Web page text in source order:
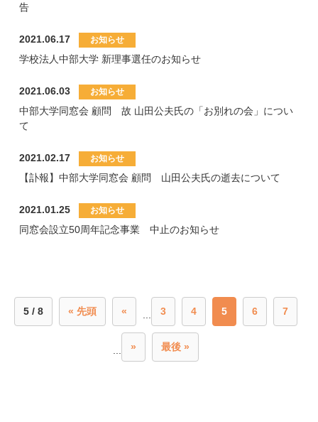
告
2021.06.17
学校法人中部大学 新理事選任のお知らせ
2021.06.03
中部大学同窓会 顧問 故 山田公夫氏の「お別れの会」につい
て
2021.02.17
【訃報】中部大学同窓会 顧問 山田公夫氏の逝去について
2021.01.25
同窓会設立50周年記念事業 中止のお知らせ
5 / 8 « 先頭 « 3 4 5 6 7
» 最後 »